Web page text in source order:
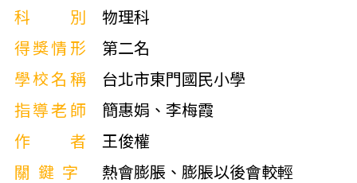
科別
物理科
得獎情形
第二名
學校名稱
台北市東門國民小學
指導老師
簡惠娟、李梅霞
作者
王俊權
關鍵字
熱會膨脹、膨脹以後會較輕